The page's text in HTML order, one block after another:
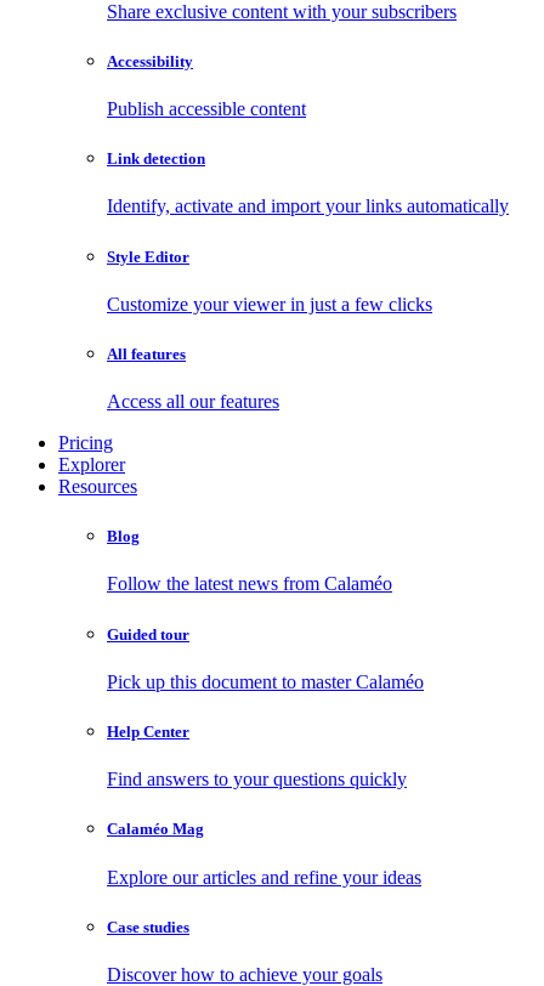
Share exclusive content with your subscribers
Accessibility
Publish accessible content
Link detection
Identify, activate and import your links automatically
Style Editor
Customize your viewer in just a few clicks
All features
Access all our features
Pricing
Explorer
Resources
Blog
Follow the latest news from Calaméo
Guided tour
Pick up this document to master Calaméo
Help Center
Find answers to your questions quickly
Calaméo Mag
Explore our articles and refine your ideas
Case studies
Discover how to achieve your goals